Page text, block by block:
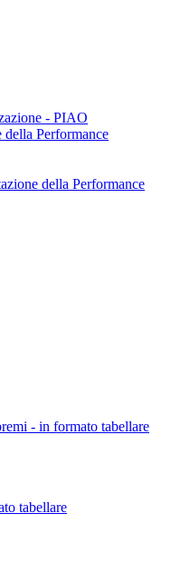
- PIAO
della Performance
della Performance
- in formato tabellare
tabellare